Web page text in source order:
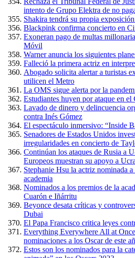
intento de Grupo Elektra de no
Shakira tendrá su propia
Blackpink confirma concierto en
Exoneran pago de multas
Móvil
Warner anuncia los siguientes
Falleció la primera actriz en
Abogado solicita alertar a turistas
utilicen el Metro
La OMS sigue alerta por la
Estudiantes huyen por ataque en
Lavado de dinero y delincuencia
contra Inés Gómez
El espectáculo inmersivo: “Inside
Senadores de Estados Unidos
irregularidades en concierto de
Continúan los ataques de Rusia a
Europeos muestran su apoyo a
Stephanie Hsu la actriz nominada
academia
Nominados a los premios de la
Cuarón e Iñárritu
Beyonce desata críticas y
Dubai
El Papa Francisco critica leyes
Everything Everywhere All at
nominaciones a los Oscar de este
Estos son los nominados para la